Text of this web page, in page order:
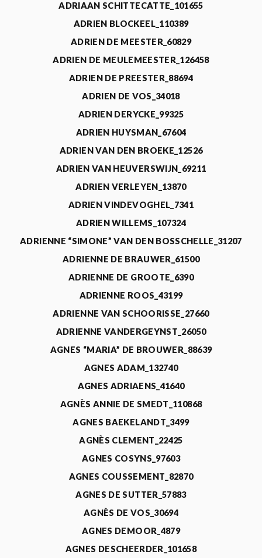
ADRIAAN SCHITTECATTE_101655
ADRIEN BLOCKEEL_110389
ADRIEN DE MEESTER_60829
ADRIEN DE MEULEMEESTER_126458
ADRIEN DE PREESTER_88694
ADRIEN DE VOS_34018
ADRIEN DERYCKE_99325
ADRIEN HUYSMAN_67604
ADRIEN VAN DEN BROEKE_12526
ADRIEN VAN HEUVERSWIJN_69211
ADRIEN VERLEYEN_13870
ADRIEN VINDEVOGHEL_7341
ADRIEN WILLEMS_107324
ADRIENNE “SIMONE” VAN DEN BOSSCHELLE_31207
ADRIENNE DE BRAUWER_61500
ADRIENNE DE GROOTE_6390
ADRIENNE ROOS_43199
ADRIENNE VAN SCHOORISSE_27660
ADRIENNE VANDERGEYNST_26050
AGNES “MARIA” DE BROUWER_88639
AGNES ADAM_132740
AGNES ADRIAENS_41640
AGNÈS ANNIE DE SMEDT_110868
AGNES BAEKELANDT_3499
AGNÈS CLEMENT_22425
AGNES COSYNS_97603
AGNES COUSSEMENT_82870
AGNES DE SUTTER_57883
AGNÈS DE VOS_30694
AGNES DEMOOR_4879
AGNES DESCHEERDER_101658